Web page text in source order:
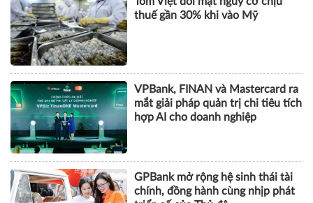
mắt giải pháp quản trị chi tiêu tích
hợp AI cho doanh nghiệp
GPBank mở rộng hệ sinh thái tài
chính, đồng hành cùng nhịp phát
triển số của Thủ đô